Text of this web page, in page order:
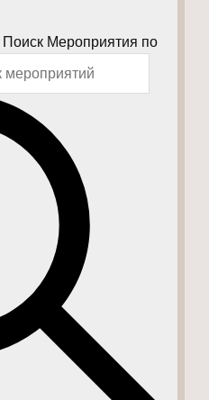
Мероприятия по